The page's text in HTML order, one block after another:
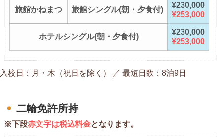
旅館かねまつ 旅館シングル(朝・夕食付)
¥230,000
¥253,000
ホテルシングル(朝・夕食付)
¥230,000
¥253,000
入校日：月・木（祝日を除く） ／ 最短日数：8泊9日
二輪免許所持
※下段赤文字は税込料金となります。